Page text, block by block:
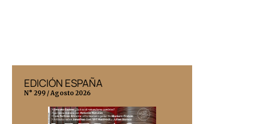
EDICIÓN ESPAÑA
N° 299 / Agosto 2026